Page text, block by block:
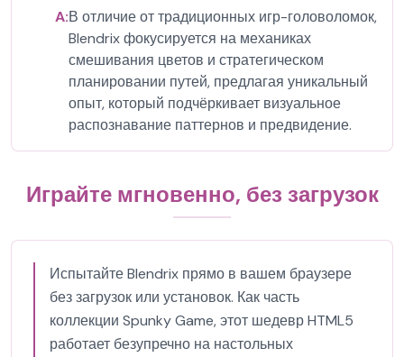
A:В отличие от традиционных игр-головоломок,
Blendrix фокусируется на механиках
смешивания цветов и стратегическом
планировании путей, предлагая уникальный
опыт, который подчёркивает визуальное
распознавание паттернов и предвидение.
Играйте мгновенно, без загрузок
Испытайте Blendrix прямо в вашем браузере
без загрузок или установок. Как часть
коллекции Spunky Game, этот шедевр HTML5
работает безупречно на настольных